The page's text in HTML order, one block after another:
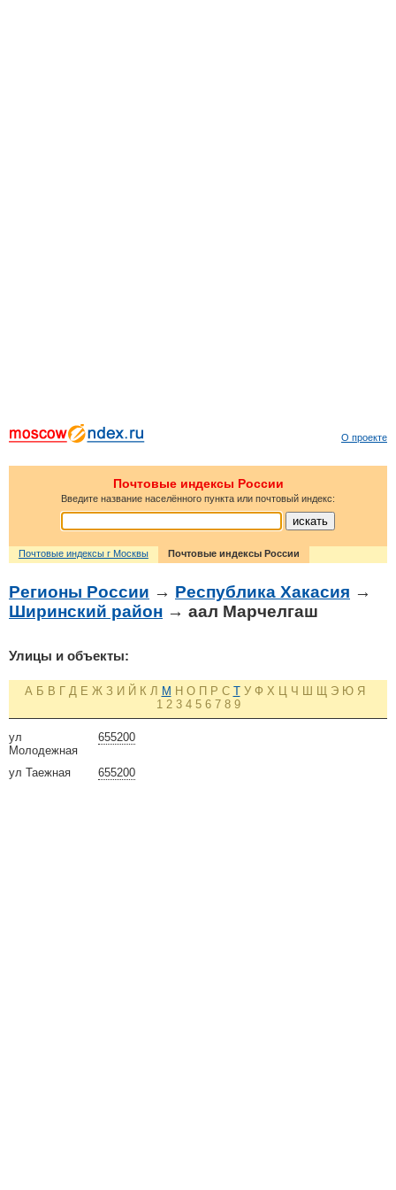
О проекте
Почтовые индексы России
Введите название населённого пункта или почтовый индекс:
Почтовые индексы г Москвы Почтовые индексы России
Регионы России → Республика Хакасия →
Ширинский район → аал Марчелгаш
Улицы и объекты:
А Б В Г Д Е Ж З И Й К Л М Н О П Р С Т У Ф Х Ц Ч Ш Щ Э Ю Я
1 2 3 4 5 6 7 8 9
655200
ул
Молодежная
655200
ул Таежная